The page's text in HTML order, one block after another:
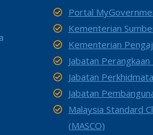
Portal
Kementerian
Kementerian
Jabatan
Jabatan
Jabatan
Malaysia Standard
(MASCO)